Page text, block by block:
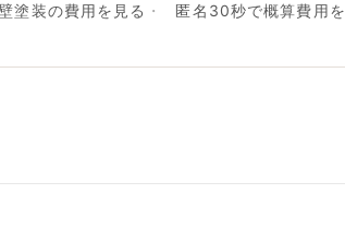
塗装の費用を見る
匿名30秒で概算費用